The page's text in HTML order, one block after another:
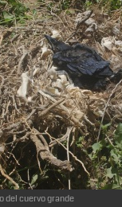
del cuervo grande